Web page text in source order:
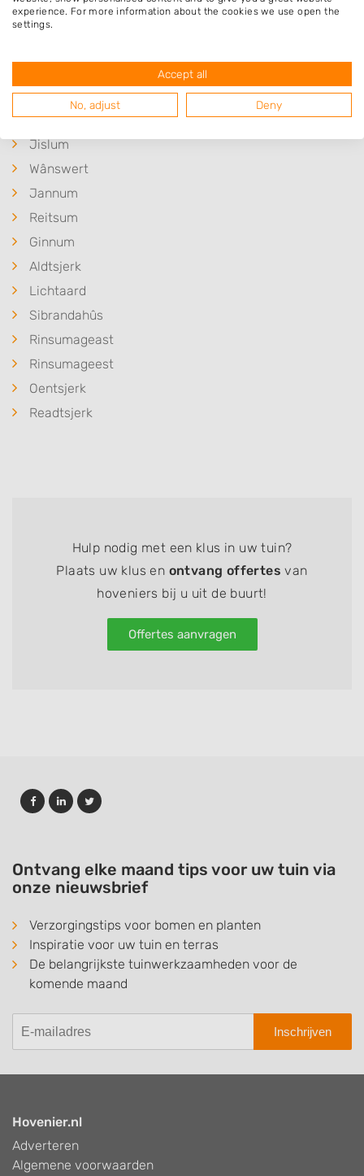
Op 7,63 km afstand
Meer hoveniers in Burdaard
Plaatsen in de buurt
Jislum
Wânswert
Jannum
Reitsum
Ginnum
Aldtsjerk
Lichtaard
Sibrandahûs
Rinsumageast
Rinsumageest
Oentsjerk
Readtsjerk
Hulp nodig met een klus in uw tuin?
Plaats uw klus en ontvang offertes van
hoveniers bij u uit de buurt!
Offertes aanvragen
Ontvang elke maand tips voor uw tuin via
onze nieuwsbrief
Verzorgingstips voor bomen en planten
Inspiratie voor uw tuin en terras
De belangrijkste tuinwerkzaamheden voor de
komende maand
Inschrijven
Hovenier.nl
Adverteren
Algemene voorwaarden
experience. For more information about the cookies we use open the
settings.
Accept all
No, adjust Deny